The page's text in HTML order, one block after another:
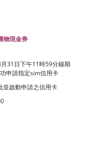
物現金券
31日下午11時59分鐘期
申請指定sim信用卡
啟動申請之信用卡